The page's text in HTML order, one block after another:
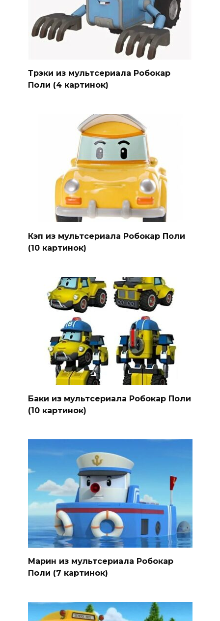
Трэки из мультсериала Робокар
Поли (4 картинок)
Кэп из мультсериала Робокар Поли
(10 картинок)
Баки из мультсериала Робокар Поли
(10 картинок)
Марин из мультсериала Робокар
Поли (7 картинок)